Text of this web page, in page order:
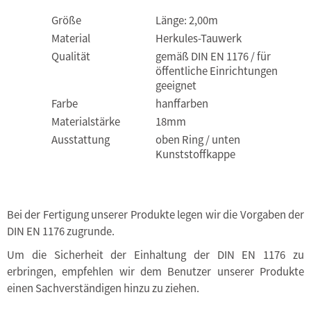
Größe
Länge: 2,00m
Material
Herkules-Tauwerk
Qualität
gemäß DIN EN 1176 / für
öffentliche Einrichtungen
geeignet
Farbe
hanffarben
Materialstärke
18mm
Ausstattung
oben Ring / unten
Kunststoffkappe
Bei der Fertigung unserer Produkte legen wir die Vorgaben der
DIN EN 1176 zugrunde.
Um die Sicherheit der Einhaltung der DIN EN 1176 zu
erbringen, empfehlen wir dem Benutzer unserer Produkte
einen Sachverständigen hinzu zu ziehen.